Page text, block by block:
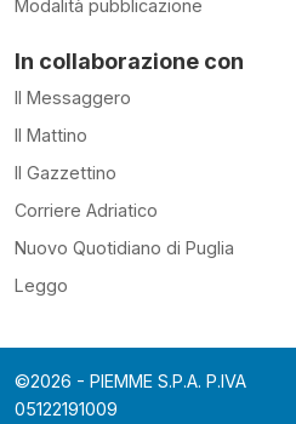
Modalità pubblicazione
In collaborazione con
Il Messaggero
Il Mattino
Il Gazzettino
Corriere Adriatico
Nuovo Quotidiano di Puglia
Leggo
©2026 - PIEMME S.P.A. P.IVA
05122191009